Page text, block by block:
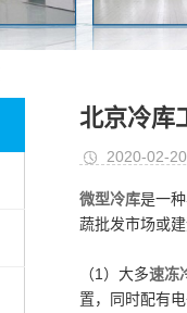
北京冷库
2020-02-
微型冷库是一
蔬批发市场或
（1）大多速冻
置，同时配有